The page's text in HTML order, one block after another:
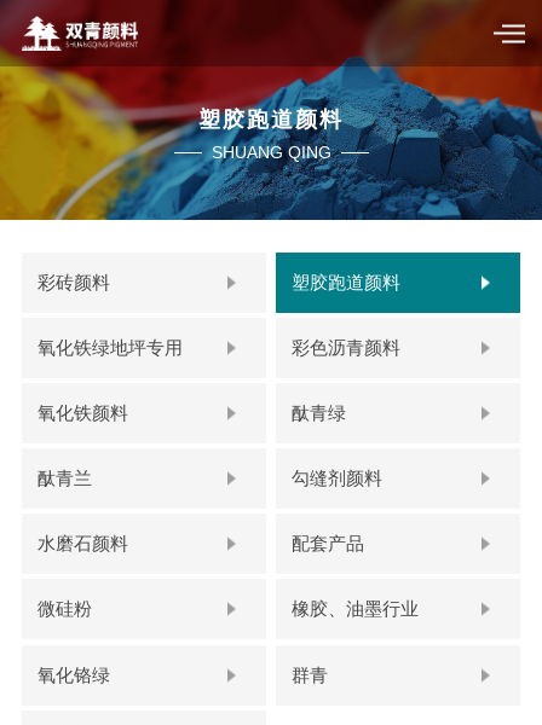
塑胶跑道颜料
SHUANG QING
彩砖颜料 塑胶跑道颜料
氧化铁绿地坪专用 彩色沥青颜料
氧化铁颜料 酞青绿
酞青兰 勾缝剂颜料
水磨石颜料 配套产品
微硅粉 橡胶、油墨行业
氧化铬绿 群青